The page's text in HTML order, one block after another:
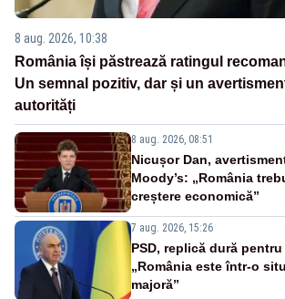
8 aug. 2026, 10:38
România își păstrează ratingul
Un semnal pozitiv, dar și un
autorități
8 aug. 2026, 08:51
Nicușor Dan,
Moody’s: „România
creștere economică”
7 aug. 2026, 15:26
PSD, replică dură
„România este într-o
majoră”